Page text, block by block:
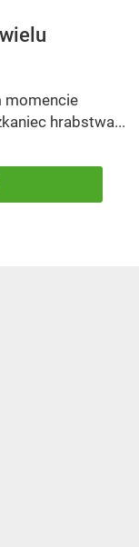
momencie
hrabstwa...